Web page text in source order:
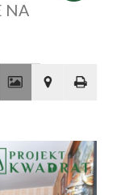
Dzialki
Obiekty
NA